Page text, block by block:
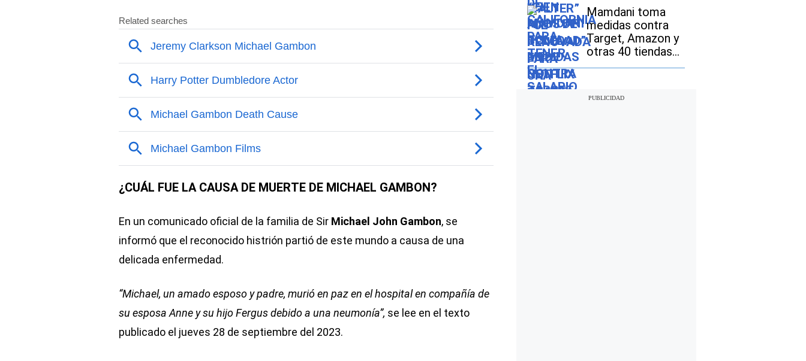
¿CUÁL FUE LA CAUSA DE MUERTE DE MICHAEL GAMBON?
En un comunicado oficial de la familia de Sir Michael John Gambon, se
informó que el reconocido histrión partió de este mundo a causa de una
delicada enfermedad.
“Michael, un amado esposo y padre, murió en paz en el hospital en compañía de
su esposa Anne y su hijo Fergus debido a una neumonía”, se lee en el texto
publicado el jueves 28 de septiembre del 2023.
por más drama
adolescente
Mamdani toma
medidas contra
Target, Amazon y
otras 40 tiendas
online en Nueva
por qué